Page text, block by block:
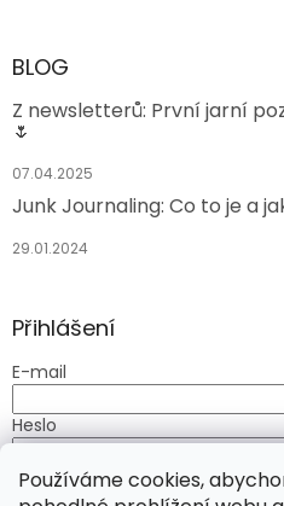
Používáme cookies,
BLOG
Z newsletterů: První jarní
🌷
07.04.2025
Junk Journaling: Co to je a
29.01.2024
Přihlášení
E-mail
Heslo
PŘIHLÁSIT SE